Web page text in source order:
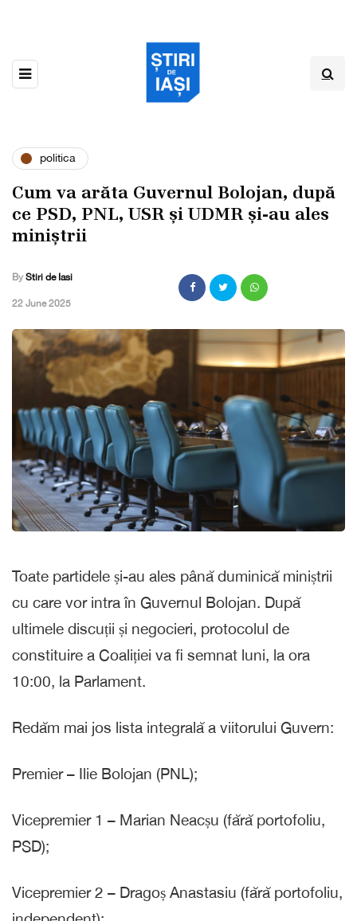
politica
Cum va arăta Guvernul Bolojan, după
ce PSD, PNL, USR și UDMR și-au ales
miniștrii
By Stiri de Iasi
,22 June 2025
Toate partidele și-au ales până duminică miniștrii
cu care vor intra în Guvernul Bolojan. După
ultimele discuții și negocieri, protocolul de
constituire a Coaliției va fi semnat luni, la ora
10:00, la Parlament.
Redăm mai jos lista integrală a viitorului Guvern:
Premier – Ilie Bolojan (PNL);
Vicepremier 1 – Marian Neacșu (fără portofoliu,
PSD);
Vicepremier 2 – Dragoș Anastasiu (fără portofoliu,